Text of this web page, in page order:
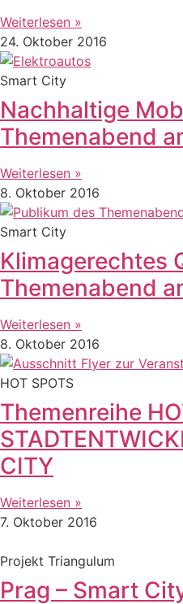
Weiterlesen »
24. Oktober 2016
Smart City
Nachhaltige
Themenabend
Weiterlesen »
8. Oktober 2016
Smart City
Klimagerechtes
Themenabend
Weiterlesen »
8. Oktober 2016
HOT SPOTS
Themenreihe
CITY
Weiterlesen »
7. Oktober 2016
Projekt Triangulum
Prag – Smart